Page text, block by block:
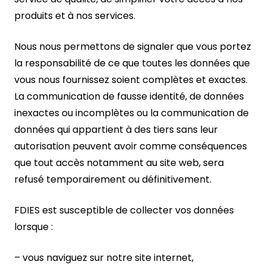
produits et à nos services.
Nous nous permettons de signaler que vous portez
la responsabilité de ce que toutes les données que
vous nous fournissez soient complètes et exactes.
La communication de fausse identité, de données
inexactes ou incomplètes ou la communication de
données qui appartient à des tiers sans leur
autorisation peuvent avoir comme conséquences
que tout accès notamment au site web, sera
refusé temporairement ou définitivement.
FDIES est susceptible de collecter vos données
lorsque :
– vous naviguez sur notre site internet,